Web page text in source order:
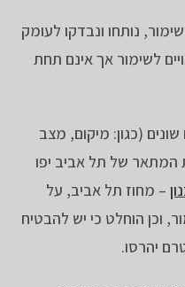
נותחו ונבדקו לעומק
לשימור אך אינם תחת
(כגון: מיקום, מצב
של תל אביב יפו
– מחוז תל אביב, על
וכן הוחלט כי יש להבטיח